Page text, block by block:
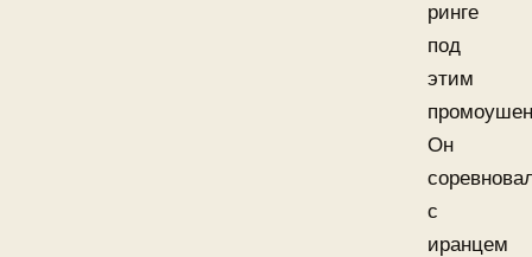
ринге
под
этим
Он
с
иранцем